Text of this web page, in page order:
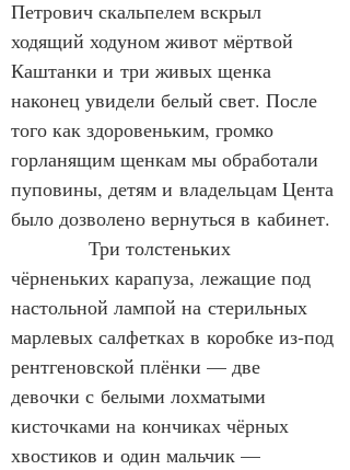
Петрович скальпелем вскрыл
ходящий ходуном живот мёртвой
Каштанки и три живых щенка
наконец увидели белый свет. После
того как здоровеньким, громко
горланящим щенкам мы обработали
пуповины, детям и владельцам Цента
было дозволено вернуться в кабинет.
Три толстеньких
чёрненьких карапуза, лежащие под
настольной лампой на стерильных
марлевых салфетках в коробке из‑под
рентгеновской плёнки — две
девочки с белыми лохматыми
кисточками на кончиках чёрных
хвостиков и один мальчик —